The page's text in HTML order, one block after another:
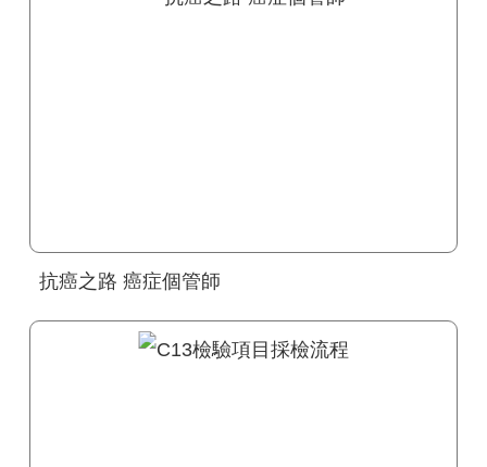
抗癌之路 癌症個管師